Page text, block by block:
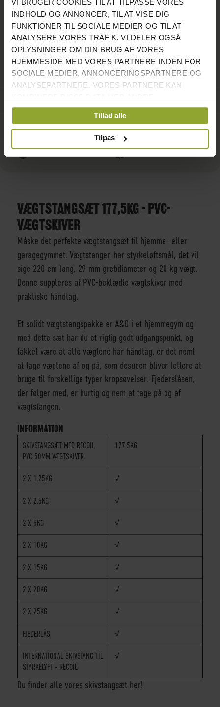
VI BRUGER COOKIES TIL AT TILPASSE VORES
INDHOLD OG ANNONCER, TIL AT VISE DIG
FUNKTIONER TIL SOCIALE MEDIER OG TIL AT
ANALYSERE VORES TRAFIK. VI DELER OGSÅ
OPLYSNINGER OM DIN BRUG AF VORES
HJEMMESIDE MED VORES PARTNERE INDEN FOR
SOCIALE MEDIER, ANNONCERINGSPARTNERE OG
ANALYSEPARTNERE. VORES PARTNERE KAN
KOMBINERE DISSE DATA MED ANDRE
OPLYSNINGER, DU HAR GIVET DEM, ELLER SOM DE
HAR INDSAMLET FRA DIN BRUG AF DERES
TJENESTER.
Tillad alle
Tilpas
LAGERSTATUS: PÅ LAGER
SENDES INDENFOR: 1-2 HVERDAGE
ANTAL PÅ LAGER: 28 STK.
ANMELDELSER 1
STIL ET SPØRGSMÅL
VÆGTSTANGSÆT 177,5KG - PVC-
VÆGTSKIVER
Måske det perfekte vægtstangsæt til hjemme- eller
garagegymmet. Vægtstangen har styrkeløftsmål, det vil
sige 220 cm lang, 29 mm grebdiameter og 20 kg vægt.
Denne suppleres af PVC-beklædte vægtskiver med
praktiske håndtag.
Et solidt vægtstangspakke er A&O i et hjemmegym og
med dette sæt har du et rigtig godt udgangspunkt, og
takket være at alle vægtene har håndtag, er det nemt
at tage vægtene af og på, som desuden bliver lettere at
bruge til forskellige typer kropsøvelser. Fjederslåsen,
der følger med, er hurtig og nem at tage på og af
vægtstangen.
INFORMATION
SKIVSTANGSÆT MED RECOIL
PVC 50MM VÆGTSKIVER
177,5KG
2 X 1.25KG √
2 X 2.5KG √
2 X 5KG √
2 X 10KG √
2 X 15KG √
2 X 20KG √
2 X 25KG √
FJEDERLÅS √
INTERNATIONAL SKIVSTANG TIL
STYRKELYFT - RECOIL
√
Du finder alle vores skivstangsæt her!